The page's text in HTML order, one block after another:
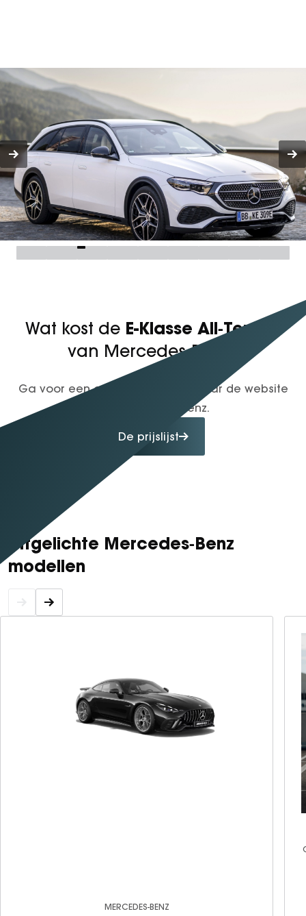
Wat kost de E-Klasse All‑Terrain
van Mercedes‑Benz?
Ga voor een actueel overzicht naar de website
van Mercedes-Benz.
De prijslijst
Uitgelichte Mercedes‑Benz
modellen
MERCEDES-BENZ